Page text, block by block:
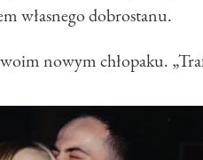
własnego dobrostanu.
nowym chłopaku.